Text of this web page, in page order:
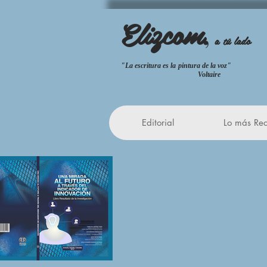
Elizcom, a tú lado
"La escritura es la pintura de la
Voltaire
Editorial Lo más